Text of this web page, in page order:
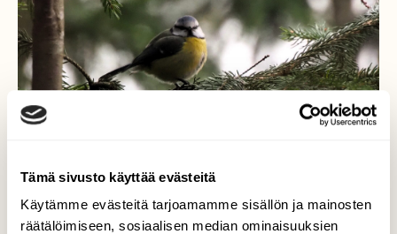
Tämä sivusto käyttää evästeitä
Käytämme evästeitä tarjoamamme sisällön ja mainosten
räätälöimiseen, sosiaalisen median ominaisuuksien